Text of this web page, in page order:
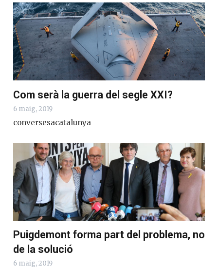
Com serà la guerra del segle XXI?
6 maig, 2019
conversesacatalunya
Puigdemont forma part del problema, no
de la solució
6 maig, 2019